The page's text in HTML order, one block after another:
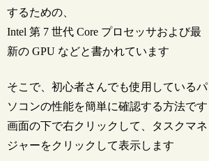
するための、
Intel 第 7 世代 Core プロセッサおよび最
新の GPU などと書かれています
そこで、初心者さんでも使用しているパ
ソコンの性能を簡単に確認する方法です
画面の下で右クリックして、タスクマネ
ジャーをクリックして表示します